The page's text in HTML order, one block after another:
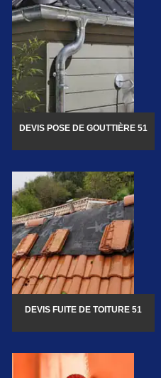
DEVIS POSE DE GOUTTIÈRE 51
DEVIS FUITE DE TOITURE 51